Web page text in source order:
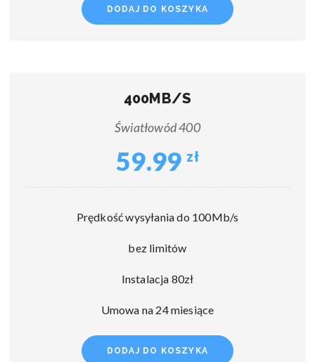
DODAJ DO KOSZYKA
400MB/S
Światłowód 400
59.99 zł
Prędkość wysyłania do 100Mb/s
bez limitów
Instalacja 80zł
Umowa na 24 miesiące
DODAJ DO KOSZYKA